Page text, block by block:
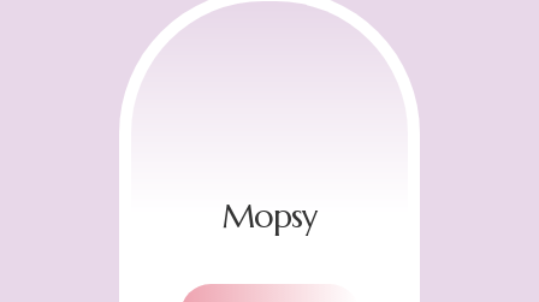
Mopsy